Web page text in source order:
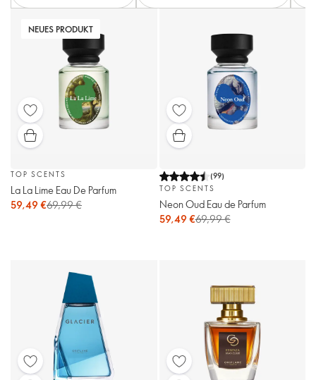
NEUES PRODUKT
TOP SCENTS
La La Lime Eau De Parfum
59,49 €69,99 €
(99)
TOP SCENTS
Neon Oud Eau de Parfum
59,49 €69,99 €